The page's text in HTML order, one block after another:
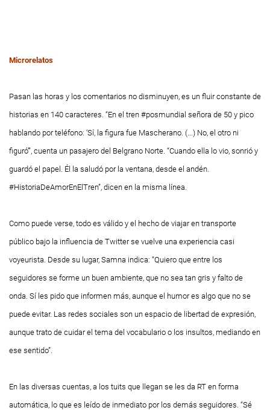
Microrelatos
Pasan las horas y los comentarios no disminuyen, es un fluir constante de
historias en 140 caracteres. “En el tren #posmundial señora de 50 y pico
hablando por teléfono: ‘Sí, la figura fue Mascherano. (...) No, el otro ni
figuró’”, cuenta un pasajero del Belgrano Norte. “Cuando ella lo vio, sonrió y
guardó el papel. Él la saludó por la ventana, desde el andén.
#HistoriaDeAmorEnElTren”, dicen en la misma línea.
Como puede verse, todo es válido y el hecho de viajar en transporte
público bajo la influencia de Twitter se vuelve una experiencia casi
voyeurista. Desde su lugar, Samna indica: “Quiero que entre los
seguidores se forme un buen ambiente, que no sea tan gris y falto de
onda. Sí les pido que informen más, aunque el humor es algo que no se
puede evitar. Las redes sociales son un espacio de libertad de expresión,
aunque trato de cuidar el tema del vocabulario o los insultos, mediando en
ese sentido”.
En las diversas cuentas, a los tuits que llegan se les da RT en forma
automática, lo que es leído de inmediato por los demás seguidores. “Sé